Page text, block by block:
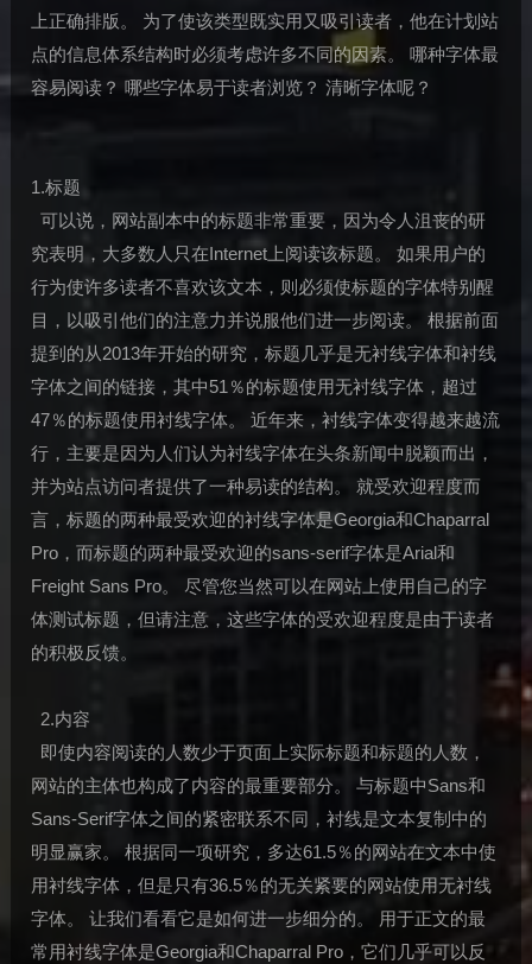
上正确排版。 为了使该类型既实用又吸引读者，他在计划站
点的信息体系结构时必须考虑许多不同的因素。 哪种字体最
容易阅读？ 哪些字体易于读者浏览？ 清晰字体呢？
1.标题
可以说，网站副本中的标题非常重要，因为令人沮丧的研
究表明，大多数人只在Internet上阅读该标题。 如果用户的
行为使许多读者不喜欢该文本，则必须使标题的字体特别醒
目，以吸引他们的注意力并说服他们进一步阅读。 根据前面
提到的从2013年开始的研究，标题几乎是无衬线字体和衬线
字体之间的链接，其中51％的标题使用无衬线字体，超过
47％的标题使用衬线字体。 近年来，衬线字体变得越来越流
行，主要是因为人们认为衬线字体在头条新闻中脱颖而出，
并为站点访问者提供了一种易读的结构。 就受欢迎程度而
言，标题的两种最受欢迎的衬线字体是Georgia和Chaparral
Pro，而标题的两种最受欢迎的sans-serif字体是Arial和
Freight Sans Pro。 尽管您当然可以在网站上使用自己的字
体测试标题，但请注意，这些字体的受欢迎程度是由于读者
的积极反馈。
2.内容
即使内容阅读的人数少于页面上实际标题和标题的人数，
网站的主体也构成了内容的最重要部分。 与标题中Sans和
Sans-Serif字体之间的紧密联系不同，衬线是文本复制中的
明显赢家。 根据同一项研究，多达61.5％的网站在文本中使
用衬线字体，但是只有36.5％的无关紧要的网站使用无衬线
字体。 让我们看看它是如何进一步细分的。 用于正文的最
常用衬线字体是Georgia和Chaparral Pro，它们几乎可以反